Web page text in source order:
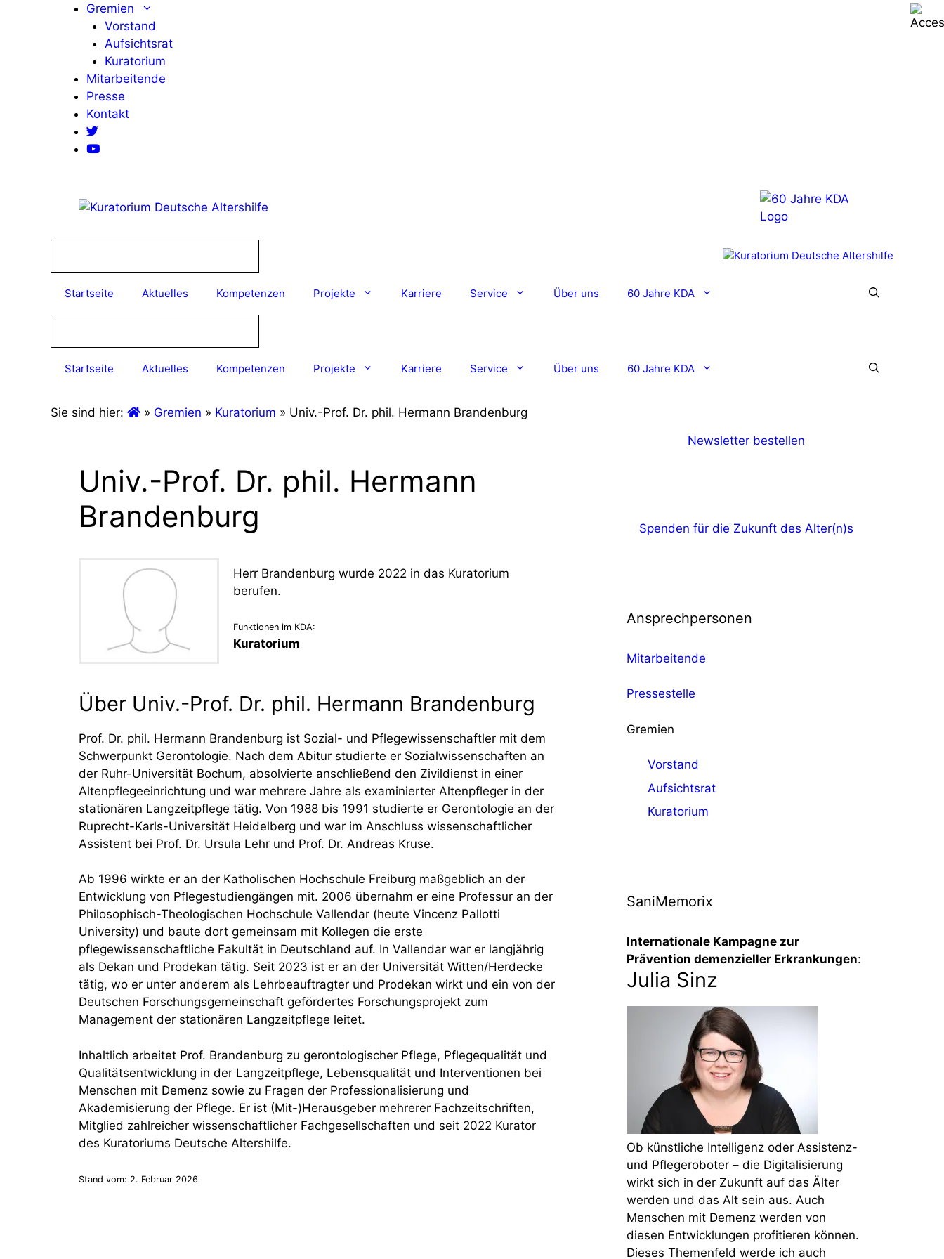
Gremien
Vorstand
Aufsichtsrat
Kuratorium
Mitarbeitende
Presse
Kontakt
Startseite Aktuelles Kompetenzen Projekte Karriere Service Über uns 60 Jahre KDA
Startseite Aktuelles Kompetenzen Projekte Karriere Service Über uns 60 Jahre KDA
Sie sind hier: » Gremien » Kuratorium » Univ.-Prof. Dr. phil. Hermann Brandenburg
Univ.-Prof. Dr. phil. Hermann
Brandenburg
Herr Brandenburg wurde 2022 in das Kuratorium
berufen.
Funktionen im KDA:
Kuratorium
Über Univ.-Prof. Dr. phil. Hermann Brandenburg
Prof. Dr. phil. Hermann Brandenburg ist Sozial- und Pflegewissenschaftler mit dem
Schwerpunkt Gerontologie. Nach dem Abitur studierte er Sozialwissenschaften an
der Ruhr-Universität Bochum, absolvierte anschließend den Zivildienst in einer
Altenpflegeeinrichtung und war mehrere Jahre als examinierter Altenpfleger in der
stationären Langzeitpflege tätig. Von 1988 bis 1991 studierte er Gerontologie an der
Ruprecht-Karls-Universität Heidelberg und war im Anschluss wissenschaftlicher
Assistent bei Prof. Dr. Ursula Lehr und Prof. Dr. Andreas Kruse.
Ab 1996 wirkte er an der Katholischen Hochschule Freiburg maßgeblich an der
Entwicklung von Pflegestudiengängen mit. 2006 übernahm er eine Professur an der
Philosophisch-Theologischen Hochschule Vallendar (heute Vincenz Pallotti
University) und baute dort gemeinsam mit Kollegen die erste
pflegewissenschaftliche Fakultät in Deutschland auf. In Vallendar war er langjährig
als Dekan und Prodekan tätig. Seit 2023 ist er an der Universität Witten/Herdecke
tätig, wo er unter anderem als Lehrbeauftragter und Prodekan wirkt und ein von der
Deutschen Forschungsgemeinschaft gefördertes Forschungsprojekt zum
Management der stationären Langzeitpflege leitet.
Inhaltlich arbeitet Prof. Brandenburg zu gerontologischer Pflege, Pflegequalität und
Qualitätsentwicklung in der Langzeitpflege, Lebensqualität und Interventionen bei
Menschen mit Demenz sowie zu Fragen der Professionalisierung und
Akademisierung der Pflege. Er ist (Mit-)Herausgeber mehrerer Fachzeitschriften,
Mitglied zahlreicher wissenschaftlicher Fachgesellschaften und seit 2022 Kurator
des Kuratoriums Deutsche Altershilfe.
Stand vom: 2. Februar 2026
Newsletter bestellen
Spenden für die Zukunft des Alter(n)s
Ansprechpersonen
Mitarbeitende
Pressestelle
Gremien
Vorstand
Aufsichtsrat
Kuratorium
SaniMemorix
Internationale Kampagne zur
Prävention demenzieller Erkrankungen:
Julia Sinz
Ob künstliche Intelligenz oder Assistenz-
und Pflegeroboter – die Digitalisierung
wirkt sich in der Zukunft auf das Älter
werden und das Alt sein aus. Auch
Menschen mit Demenz werden von
diesen Entwicklungen profitieren können.
Dieses Themenfeld werde ich auch